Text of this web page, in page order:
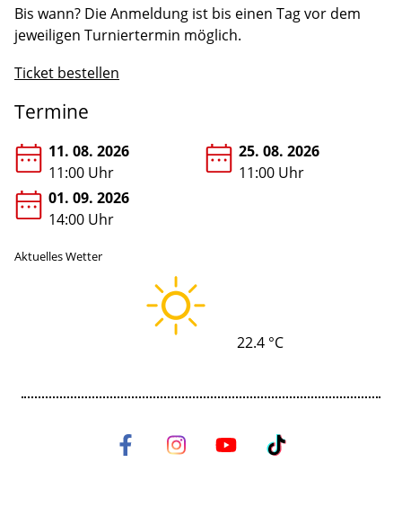
Aktuelles Wetter
22.4 °C
Bis wann? Die Anmeldung ist bis einen Tag vor dem
jeweiligen Turniertermin möglich.
Ticket bestellen
Termine
11. 08. 2026
11:00 Uhr
25. 08. 2026
11:00 Uhr
01. 09. 2026
14:00 Uhr